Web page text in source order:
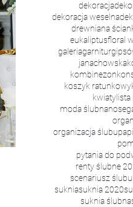
Organizacja
Ślubnej
dekoracja
dekoracja weselna
drewniana
eukaliptusfloral
galeriagarnitur
janachowska
kombinezon
koszyk ratunkowy
kwiaty
moda ślubna
organizacja ślubu
pytania do
renty ślubne
scenariusz ślubu
sukniasuknia 2020
suknia ślubna